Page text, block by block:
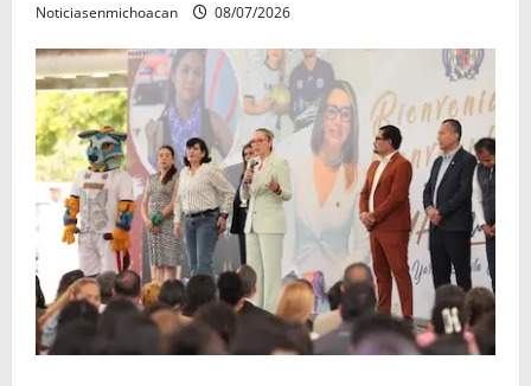
Noticiasenmichoacan 08/07/2026